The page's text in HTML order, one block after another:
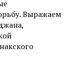
Выражаем